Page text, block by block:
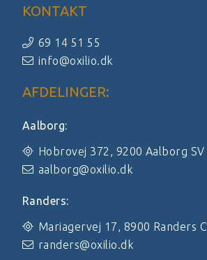
KONTAKT
69 14 51 55
info@oxilio.dk
AFDELINGER:
Aalborg:
Hobrovej 372, 9200 Aalborg SV
aalborg@oxilio.dk
Randers:
Mariagervej 17, 8900 Randers C
randers@oxilio.dk